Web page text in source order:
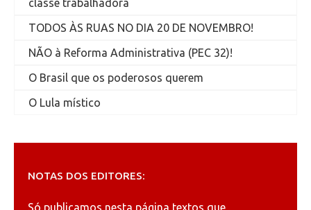
classe trabalhadora
TODOS ÀS RUAS NO DIA 20 DE NOVEMBRO!
NÃO à Reforma Administrativa (PEC 32)!
O Brasil que os poderosos querem
O Lula místico
NOTAS DOS EDITORES:
Só publicamos nesta página textos que